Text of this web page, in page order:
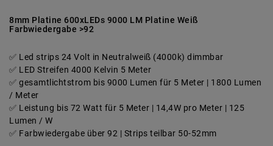
8mm Platine 600xLEDs 9000 LM Platine Weiß
Farbwiedergabe >92
Led strips 24 Volt in Neutralweiß (4000k) dimmbar
LED Streifen 4000 Kelvin 5 Meter
gesamtlichtstrom bis 9000 Lumen für 5 Meter | 1800 Lumen
/ Meter
Leistung bis 72 Watt für 5 Meter | 14,4W pro Meter | 125
Lumen / W
Farbwiedergabe über 92 | Strips teilbar 50-52mm